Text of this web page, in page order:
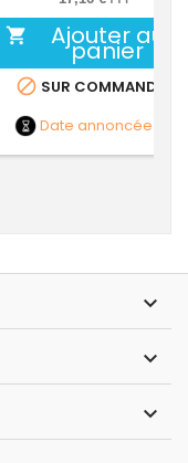
 Ajouter au
panier
 SUR COMMANDE
Date annoncée


